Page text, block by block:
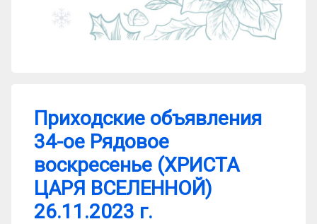
Приходские объявления
34-ое Рядовое
воскресенье (ХРИСТА
ЦАРЯ ВСЕЛЕННОЙ)
26.11.2023 г.